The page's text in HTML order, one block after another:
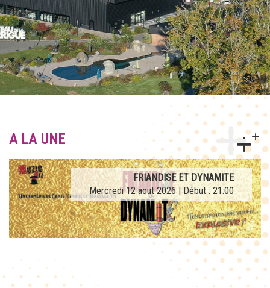
A LA UNE
FRIANDISE ET DYNAMITE
Mercredi 12 aout 2026 | Début : 21:00
AFTERWORK TRIBUTE LA FRENCH TEUF
Jeudi 27 aout 2026 | Début : 21:00